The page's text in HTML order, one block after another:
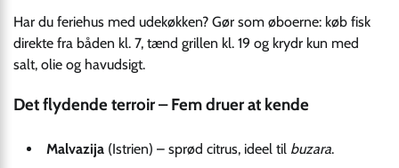
Har du feriehus med udekøkken? Gør som øboerne: køb fisk
direkte fra båden kl. 7, tænd grillen kl. 19 og krydr kun med
salt, olie og havudsigt.
Det flydende terroir – Fem druer at kende
Malvazija (Istrien) – sprød citrus, ideel til buzara.